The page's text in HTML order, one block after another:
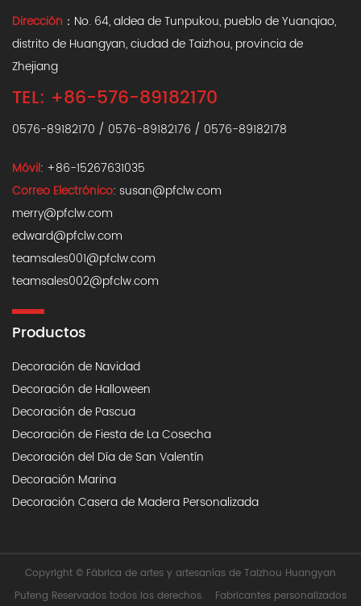
Dirección ：No. 64, aldea de Tunpukou, pueblo de Yuanqiao,
distrito de Huangyan, ciudad de Taizhou, provincia de
Zhejiang
TEL: +86-576-89182170
0576-89182170 / 0576-89182176 / 0576-89182178
Móvil: +86-15267631035
Correo Electrónico: susan@pfclw.com
merry@pfclw.com
edward@pfclw.com
teamsales001@pfclw.com
teamsales002@pfclw.com
Productos
Decoración de Navidad
Decoración de Halloween
Decoración de Pascua
Decoración de Fiesta de La Cosecha
Decoración del Día de San Valentín
Decoración Marina
Decoración Casera de Madera Personalizada
Copyright © Fábrica de artes y artesanías de Taizhou Huangyan
Pufeng Reservados todos los derechos. Fabricantes personalizados